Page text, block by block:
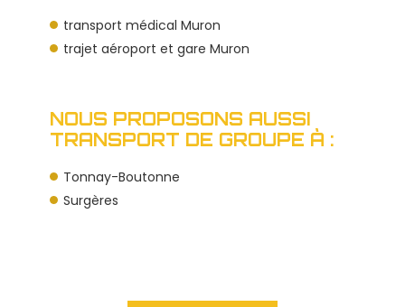
transport médical Muron
trajet aéroport et gare Muron
NOUS PROPOSONS AUSSI
TRANSPORT DE GROUPE À :
Tonnay-Boutonne
Surgères